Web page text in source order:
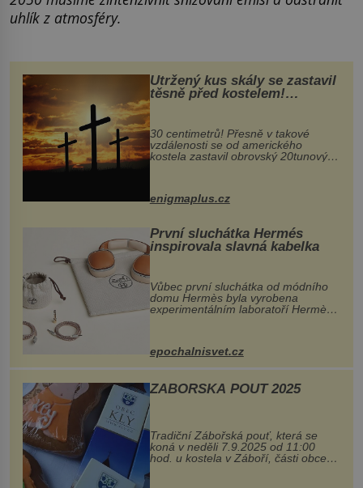
uhlík z atmosféry.
Utržený kus skály se zastavil
těsně před kostelem!
Ochránila ho boží síla?
30 centimetrů! Přesně v takové
vzdálenosti se od amerického
kostela zastavil obrovský 20tunový
...
enigmaplus.cz
První sluchátka Hermés
inspirovala slavná kabelka
Vůbec první sluchátka od módního
domu Hermès byla vyrobena
experimentálním laboratoří Hermès
kovový...
epochalnisvet.cz
ZÁBOŘSKÁ POUŤ 2025
Tradiční Zábořská pouť, která se
koná v neděli 7.9.2025 od 11:00
hod. u kostela v Záboří, části obce
Kly u Mělníka. V programu naleznete
komentovanou prohlídku kostela,